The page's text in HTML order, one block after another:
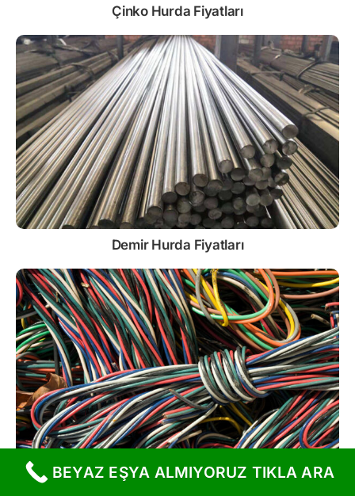
Çinko Hurda Fiyatları
Demir Hurda Fiyatları
Kablo Hurda Fiyatları
BEYAZ EŞYA ALMIYORUZ TIKLA ARA